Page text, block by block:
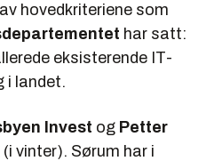
hovedkriteriene som
har satt:
eksisterende IT-
i landet.
Invest og Petter
vinter). Sørum har i